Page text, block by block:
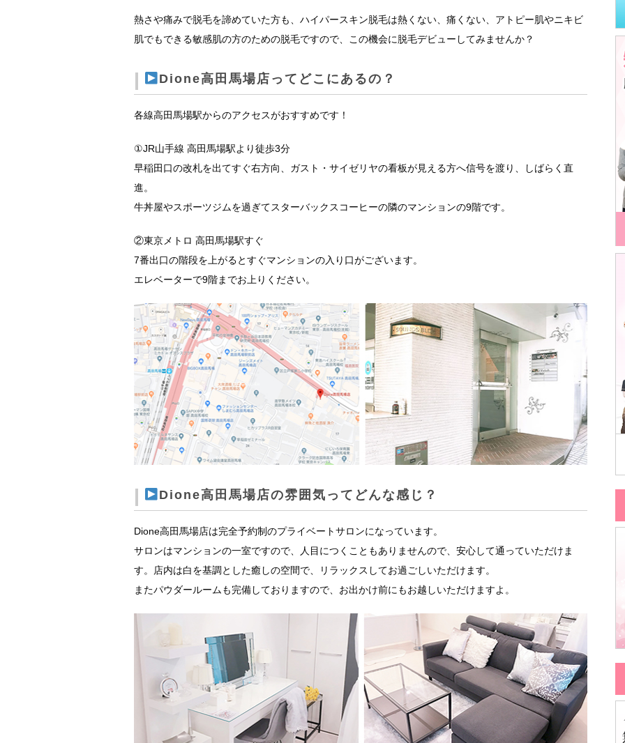
熱さや痛みで脱毛を諦めていた方も、ハイパースキン脱毛は熱くない、痛くない、アトピー肌やニキビ
肌でもできる敏感肌の方のための脱毛ですので、この機会に脱毛デビューしてみませんか？
Dione高田馬場店ってどこにあるの？
各線高田馬場駅からのアクセスがおすすめです！
①JR山手線 高田馬場駅より徒歩3分
早稲田口の改札を出てすぐ右方向、ガスト・サイゼリヤの看板が見える方へ信号を渡り、しばらく直
進。
牛丼屋やスポーツジムを過ぎてスターバックスコーヒーの隣のマンションの9階です。
②東京メトロ 高田馬場駅すぐ
7番出口の階段を上がるとすぐマンションの入り口がございます。
エレベーターで9階までお上りください。
Dione高田馬場店の雰囲気ってどんな感じ？
Dione高田馬場店は完全予約制のプライベートサロンになっています。
サロンはマンションの一室ですので、人目につくこともありませんので、安心して通っていただけま
す。店内は白を基調とした癒しの空間で、リラックスしてお過ごしいただけます。
またパウダールームも完備しておりますので、お出かけ前にもお越しいただけますよ。